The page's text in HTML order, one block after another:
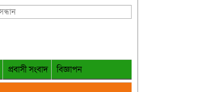
প্রবাসী সংবাদ
বিজ্ঞাপন